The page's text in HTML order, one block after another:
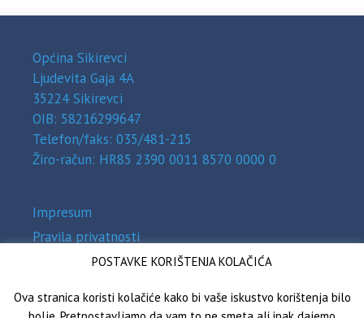
Općina Sikirevci
Ljudevita Gaja 4A
35224 Sikirevci
OIB: 58216299647
Telefon/faks: 035/481-215
Žiro-račun: HR85 2390 0011 8570 0000 0
Impresum
Pravila privatnosti
Zaštita osobnih podataka (GDPR)
POSTAVKE KORIŠTENJA KOLAČIĆA
Ova stranica koristi kolačiće kako bi vaše iskustvo korištenja bilo